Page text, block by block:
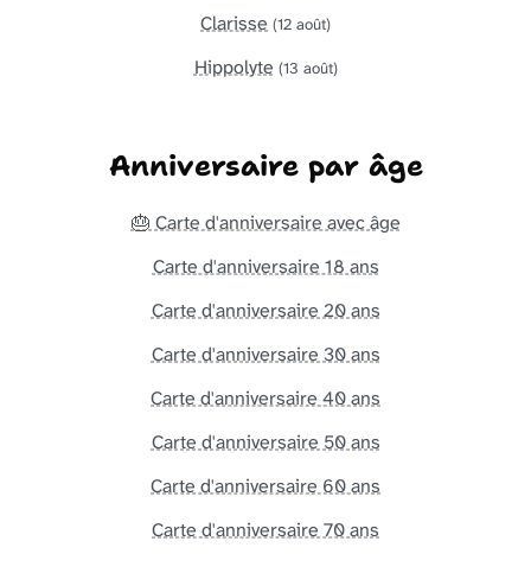
Clarisse (12 août)
Hippolyte (13 août)
Anniversaire par âge
🎂 Carte d'anniversaire avec âge
Carte d'anniversaire 18 ans
Carte d'anniversaire 20 ans
Carte d'anniversaire 30 ans
Carte d'anniversaire 40 ans
Carte d'anniversaire 50 ans
Carte d'anniversaire 60 ans
Carte d'anniversaire 70 ans